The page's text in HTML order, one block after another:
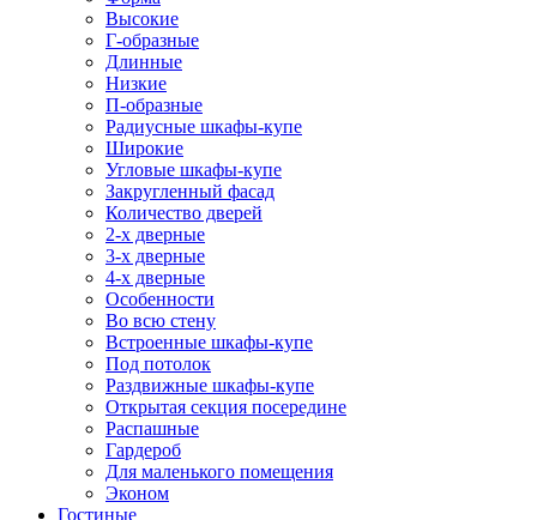
Высокие
Г-образные
Длинные
Низкие
П-образные
Радиусные шкафы-купе
Широкие
Угловые шкафы-купе
Закругленный фасад
Количество дверей
2-х дверные
3-х дверные
4-х дверные
Особенности
Во всю стену
Встроенные шкафы-купе
Под потолок
Раздвижные шкафы-купе
Открытая секция посередине
Распашные
Гардероб
Для маленького помещения
Эконом
Гостиные